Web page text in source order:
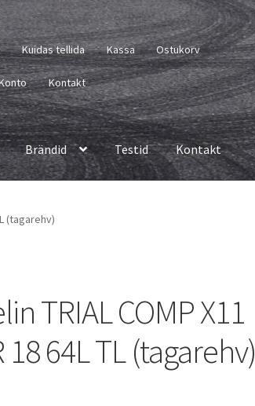
Kuidas tellida Kassa Ostukorv
Kontakt
Brändid Testid Kontakt
(tagarehv)
TRIAL COMP X11
18 64L TL (tagarehv)